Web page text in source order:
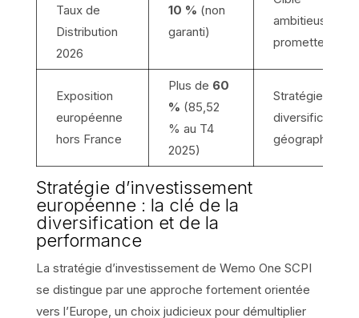
Taux de
Distribution
2026
10 % (non
garanti)
ambitieuse et
prometteuse
Exposition
européenne
hors France
Plus de 60
% (85,52
% au T4
2025)
Stratégie de
diversification
géographique
Stratégie d’investissement
européenne : la clé de la
diversification et de la
performance
La stratégie d’investissement de Wemo One SCPI
se distingue par une approche fortement orientée
vers l’Europe, un choix judicieux pour démultiplier